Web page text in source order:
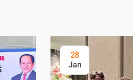
28
Jan